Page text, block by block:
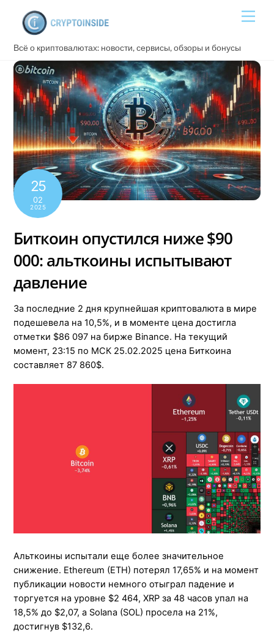
content
Всё о криптовалютах: новости, сервисы, обзоры и бонусы
25
02
2025
Биткоин опустился ниже $90
000: альткоины испытывают
давление
За последние 2 дня крупнейшая криптовалюта в мире
подешевела на 10,5%, и в моменте цена достигла
отметки $86 097 на бирже Binance. На текущий
момент, 23:15 по МСК 25.02.2025 цена Биткоина
составляет 87 860$.
Альткоины испытали еще более значительное
снижение. Ethereum (ETH) потерял 17,65% и на момент
публикации новости немного отыграл падение и
торгуется на уровне $2 464, XRP за 48 часов упал на
18,5% до $2,07, а Solana (SOL) просела на 21%,
достигнув $132,6.